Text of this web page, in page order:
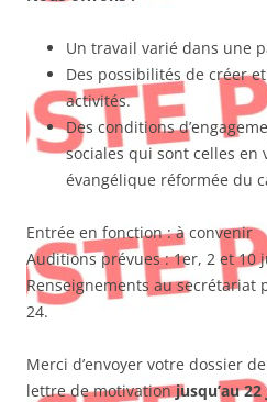
Un travail varié dans une
Des possibilités de créer
activités.
Des conditions
sociales qui sont celles en
évangélique réformée du
Entrée en fonction : à convenir
Auditions prévues : 1er, 2 et 10
Renseignements au secrétariat
24.
Merci d’envoyer votre dossier
lettre de motivationjusqu’au